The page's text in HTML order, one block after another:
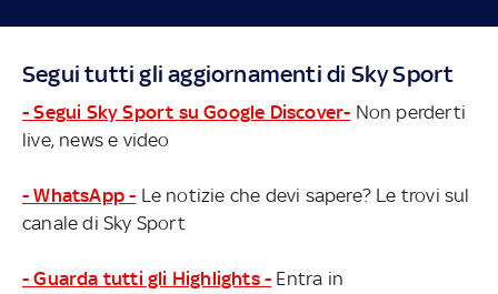
Segui tutti gli aggiornamenti di Sky Sport
- Segui Sky Sport su Google Discover- Non perderti
live, news e video
- WhatsApp - Le notizie che devi sapere? Le trovi sul
canale di Sky Sport
- Guarda tutti gli Highlights - Entra in